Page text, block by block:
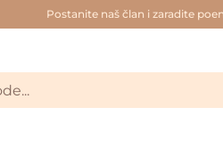
Postanite naš član i zaradite